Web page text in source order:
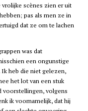
scènes zien er uit
pas als men ze in
dat ze om te lachen
was dat
een ongunstige
Ik heb die niet gelezen,
het lot van een stuk
voorstellingen, volgens
ik voornamelijk, dat hij